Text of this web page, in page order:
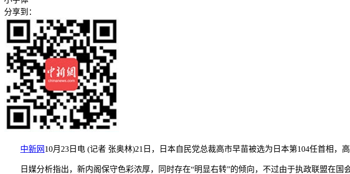
分享到：
中新网 10月23日电 (记者 张奥林)21日，日本自民党总裁高市早苗被选为日本第104任首相
日媒分析指出，新内阁保守色彩浓厚，同时存在“明显右转”的倾向，不过由于执政联盟在国